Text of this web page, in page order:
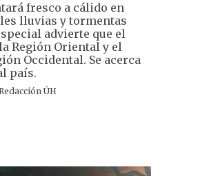
fresco a cálido en
lluvias y tormentas
advierte que el
Región Oriental y el
Occidental. Se acerca
país.
ÚH